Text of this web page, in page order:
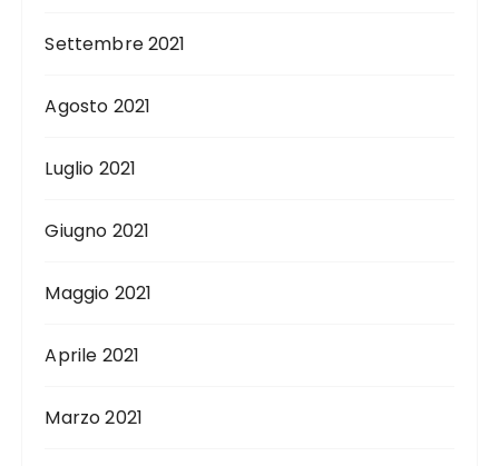
Settembre 2021
Agosto 2021
Luglio 2021
Giugno 2021
Maggio 2021
Aprile 2021
Marzo 2021